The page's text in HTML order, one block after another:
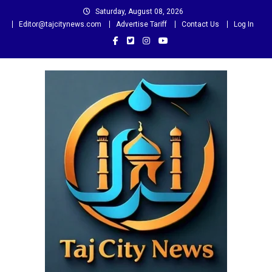
Saturday, August 08, 2026
Editor@tajcitynews.com
Advertise Tariff Contact Us Log In